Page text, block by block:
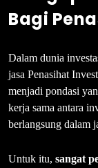
Bagi
Dalam dunia
jasa Penasihat
menjadi pondasi
kerja sama antara
berlangsung dalam
Untuk itu, sangat